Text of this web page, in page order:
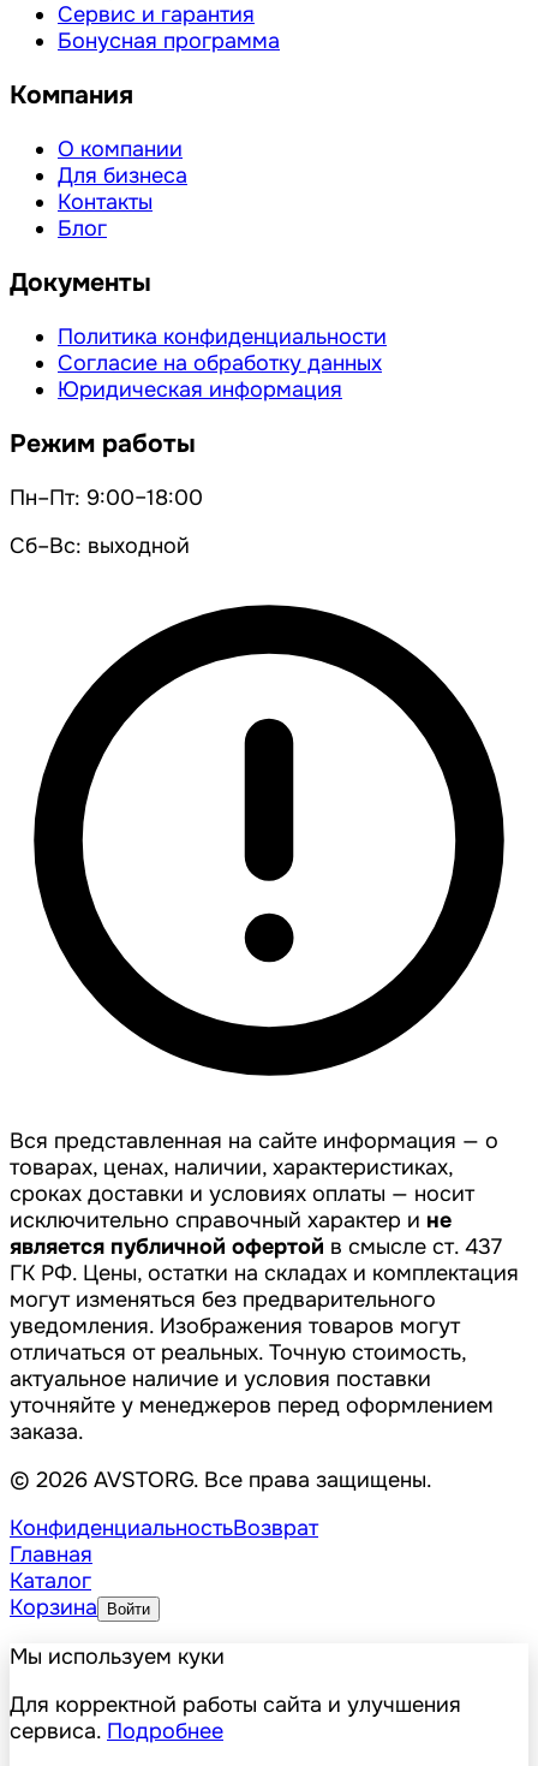
Сервис и гарантия
Бонусная программа
Компания
О компании
Для бизнеса
Контакты
Блог
Документы
Политика конфиденциальности
Согласие на обработку данных
Юридическая информация
Режим работы
Пн–Пт: 9:00–18:00
Сб–Вс: выходной
Вся представленная на сайте информация — о
товарах, ценах, наличии, характеристиках,
сроках доставки и условиях оплаты — носит
исключительно справочный характер и не
является публичной офертой в смысле ст. 437
ГК РФ. Цены, остатки на складах и комплектация
могут изменяться без предварительного
уведомления. Изображения товаров могут
отличаться от реальных. Точную стоимость,
актуальное наличие и условия поставки
уточняйте у менеджеров перед оформлением
заказа.
© 2026 AVSTORG. Все права защищены.
КонфиденциальностьВозврат
Главная
Каталог
Корзина
Войти
Мы используем куки
Для корректной работы сайта и улучшения
сервиса. Подробнее